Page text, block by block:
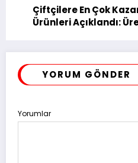
Çiftçilere En Çok
Ürünleri Açıklandı:
YORUM GÖNDER
Yorumlar